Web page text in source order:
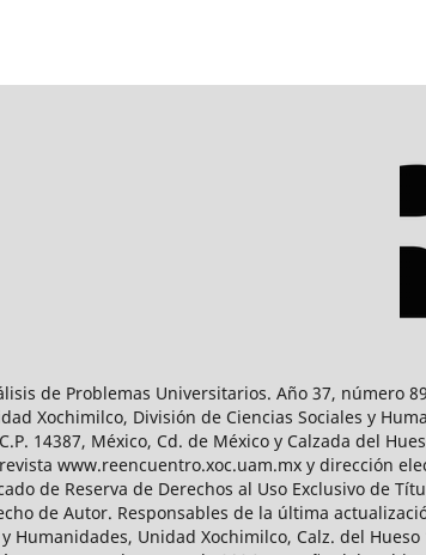
de Problemas Universitarios. Año 37, número
Xochimilco, División de Ciencias Sociales y
14387, México, Cd. de México y Calzada del
www.reencuentro.xoc.uam.mx y dirección
de Reserva de Derechos al Uso Exclusivo de
de Autor. Responsables de la última
Humanidades, Unidad Xochimilco, Calz. del